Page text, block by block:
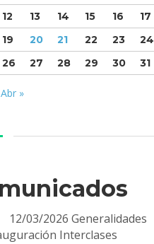
12 13 14 15 16
17
19 20 21 22 23
24
26 27 28 29 30 31
Abr »
12/03/2026 Generalidades
Interclases